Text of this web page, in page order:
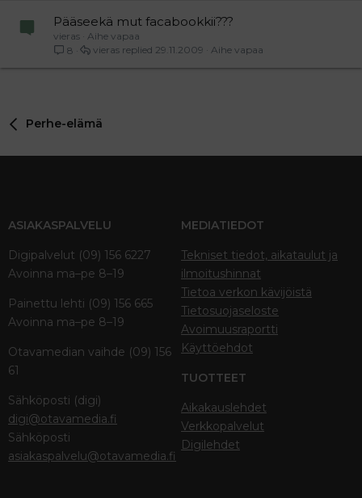
Pääseekä mut facabookkii???
vieras Aihe vapaa
8
Aihe vapaa
29.11.2009
vieras
Perhe-elämä
ASIAKASPALVELU
Digipalvelut (09) 156 6227
Avoinna ma–pe 8–19
Painettu lehti (09) 156 665
Avoinna ma–pe 8–19
Otavamedian vaihde (09) 156
61
Sähköposti (digi)
digi@otavamedia.fi
Sähköposti
asiakaspalvelu@otavamedia.fi
MEDIATIEDOT
Tekniset tiedot, aikataulut ja
ilmoitushinnat
Tietoa verkon kävijöistä
Tietosuojaseloste
Avoimuusraportti
Käyttöehdot
TUOTTEET
Aikakauslehdet
Verkkopalvelut
Digilehdet